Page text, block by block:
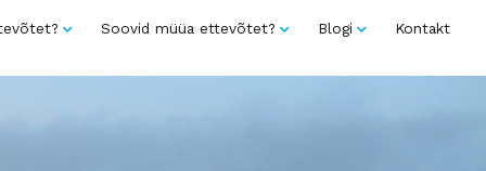
Soovid müüa ettevõtet? Blogi Kontakt